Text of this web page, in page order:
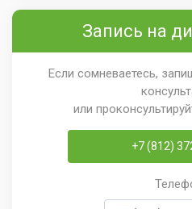
Запись на
Если сомневаетесь,
или
+7 (812)